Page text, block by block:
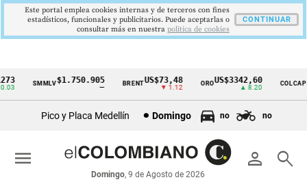
Cintillo
económicos
Colombia
SMMLV$1.750.905 BRENTUS$73,48
▼ 1.12
OROUS$3342,60
▲ 8.20
COLCAP
Pico y Placa Medellín Domingo no no
person search
Domingo, 9 de Agosto de 2026
menu
Este portal emplea cookies internas y de terceros con fines
estadísticos, funcionales y publicitarios. Puede aceptarlas o
consultar más en nuestra politica de cookies
CONTINUAR